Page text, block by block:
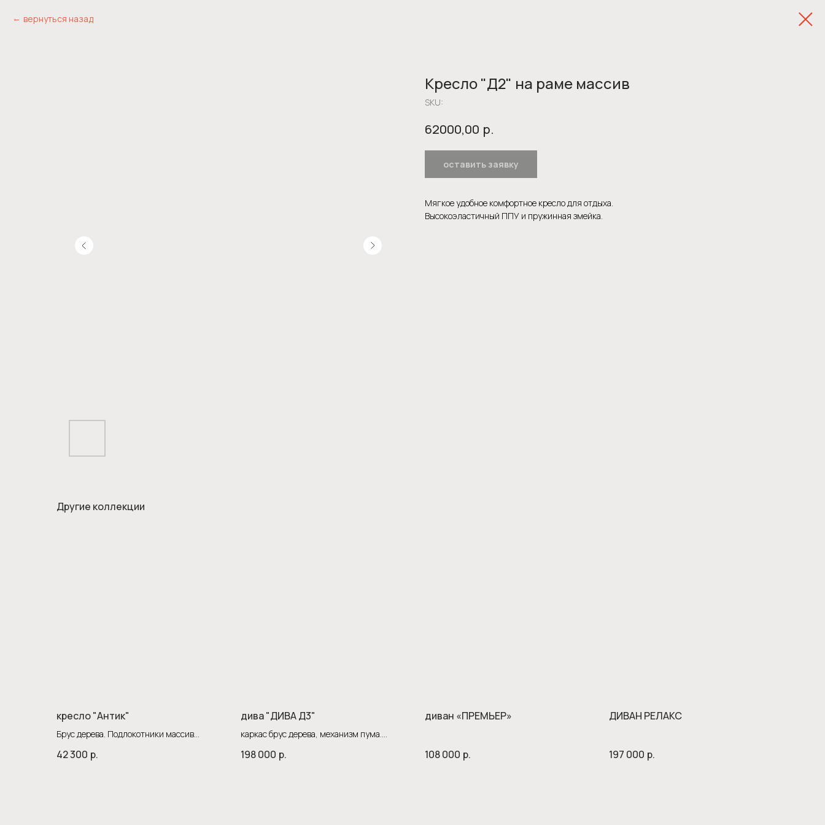
вернуться назад
Кресло "Д2" на раме массив
SKU:
62000,00 р.
оставить заявку
Мягкое удобное комфортное кресло для отдыха.
Высокоэластичный ППУ и пружинная змейка.
Другие коллекции
кресло "Антик"
Брус дерева. Подлокотники массив
42 300 р.
дива "ДИВА Д3"
каркас брус дерева, механизм пума.
место 145*200
198 000 р.
диван «ПРЕМЬЕР»
108 000 р.
ДИВАН РЕЛАКС
197 000 р.